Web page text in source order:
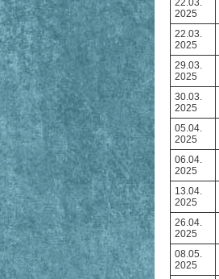
22.03.
2025
22.03.
2025
29.03.
2025
30.03.
2025
05.04.
2025
06.04.
2025
13.04.
2025
26.04.
2025
08.05.
2025